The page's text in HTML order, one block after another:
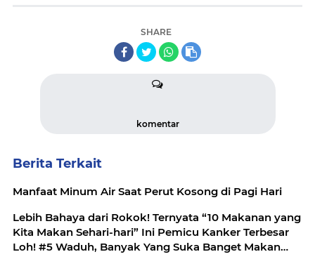
SHARE
komentar
Berita Terkait
Manfaat Minum Air Saat Perut Kosong di Pagi Hari
Lebih Bahaya dari Rokok! Ternyata “10 Makanan yang
Kita Makan Sehari-hari” Ini Pemicu Kanker Terbesar
Loh! #5 Waduh, Banyak Yang Suka Banget Makan